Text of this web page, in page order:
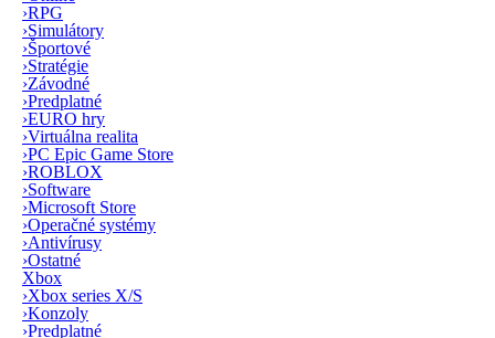
›RPG
›Simulátory
›Športové
›Stratégie
›Závodné
›Predplatné
›EURO hry
›Virtuálna realita
›PC Epic Game Store
›ROBLOX
›Software
›Microsoft Store
›Operačné systémy
›Antivírusy
›Ostatné
Xbox
›Xbox series X/S
›Konzoly
›Predplatné